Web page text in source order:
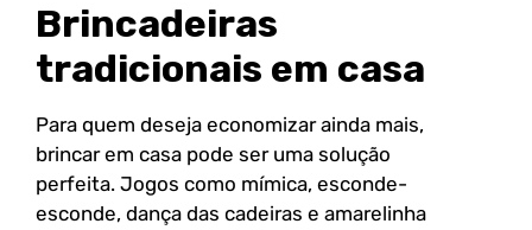
Brincadeiras
tradicionais em casa
Para quem deseja economizar ainda mais,
brincar em casa pode ser uma solução
perfeita. Jogos como mímica, esconde-
esconde, dança das cadeiras e amarelinha